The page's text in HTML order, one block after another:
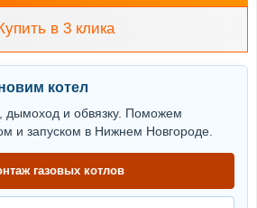
в 3 клика
котел
и обвязку. Поможем
и запуском в Нижнем Новгороде.
газовых котлов